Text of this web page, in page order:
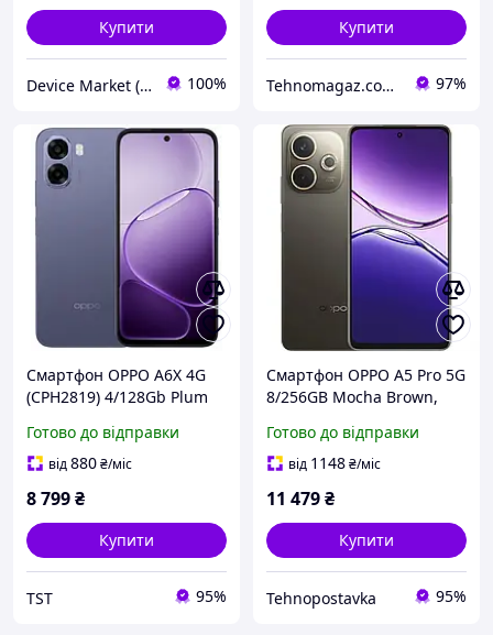
Купити
Device Market (DM) 100%
Купити
Tehnomagaz.com.ua - це передовий інтернет-магазин, спеціалізуючийся на продажу техніки 97%
Смартфон OPPO A6X 4G
(CPH2819) 4/128Gb Plum
Готово до відправки
від880₴/міс
8 799₴
Купити
TST 95%
Смартфон OPPO A5 Pro 5G
8/256GB Mocha Brown,
50+2/8 Мп, 5800 мАгод
Готово до відправки
від 1148₴/міс
11 479₴
Купити
Tehnopostavka 95%